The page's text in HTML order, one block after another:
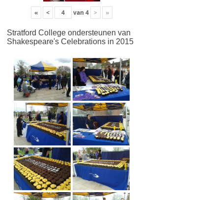
« < van 4 > »
Stratford College ondersteunen van
Shakespeare's Celebrations in 2015